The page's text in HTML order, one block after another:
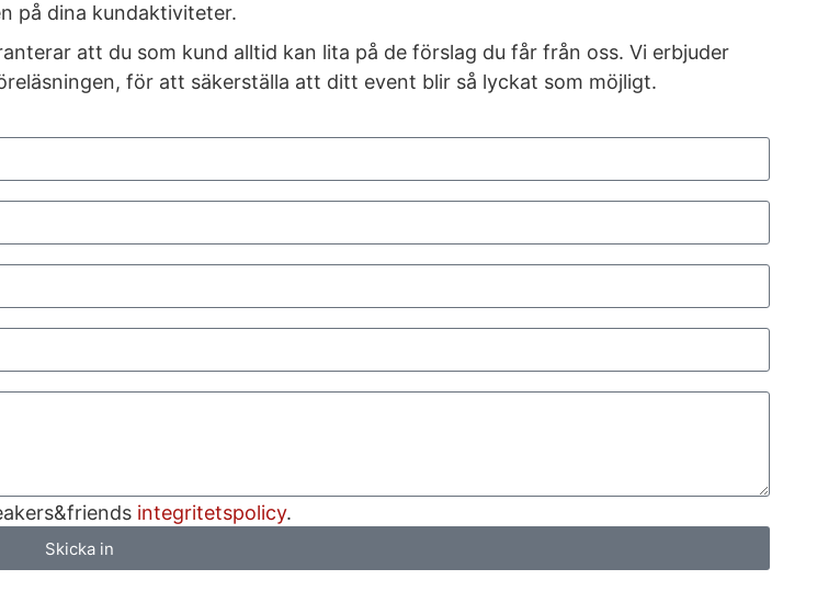
på dina kundaktiviteter.
att du som kund alltid kan lita på de förslag du får från oss. Vi erbjuder
för att säkerställa att ditt event blir så lyckat som möjligt.
integritetspolicy.
Skicka in